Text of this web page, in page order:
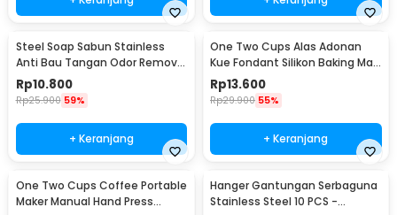
Steel Soap Sabun Stainless
Anti Bau Tangan Odor Remove
- HW071
Rp10.800
Rp25.900 59%
+ Keranjang
One Two Cups Alas Adonan
Kue Fondant Silikon Baking Mat
Anti Slip - JJ3873
Rp13.600
Rp29.900 55%
+ Keranjang
One Two Cups Coffee Portable
Maker Manual Hand Press
Hanger Gantungan Serbaguna
Stainless Steel 10 PCS -